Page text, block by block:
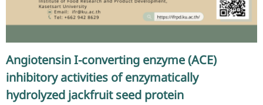
Angiotensin I-converting enzyme (ACE)
inhibitory activities of enzymatically
hydrolyzed jackfruit seed protein